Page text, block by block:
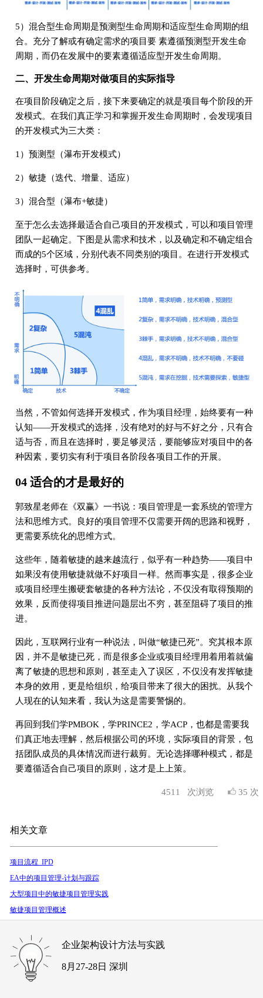
5）混合型生命周期是预测型生命周期和适应型生命周期的组
合。充分了解或有确定需求的项目要 素遵循预测型开发生命
周期，而仍在发展中的要素遵循适应型开发生命周期。
二、开发生命周期对做项目的实际指导
在项目阶段确定之后，接下来要确定的就是项目每个阶段的开
发模式。在我们真正学习和掌握开发生命周期时，会发现项目
的开发模式为三大类：
1）预测型（瀑布开发模式）
2）敏捷（迭代、增量、适应）
3）混合型（瀑布+敏捷）
至于怎么去选择最适合自己项目的开发模式，可以和项目管理
团队一起确定。下图是从需求和技术，以及确定和不确定组合
而成的5个区域，分别代表不同类别的项目。在进行开发模式
选择时，可供参考。
当然，不管如何选择开发模式，作为项目经理，始终要有一种
认知——开发模式的选择，没有绝对的好与不好之分，只有合
适与否，而且在选择时，要足够灵活，要能够应对项目中的各
种因素，要切实有利于项目各阶段各项目工作的开展。
04 适合的才是最好的
郭致星老师在《双赢》一书说：项目管理是一套系统的管理方
法和思维方式。良好的项目管理不仅需要开阔的思路和视野，
更需要系统化的思维方式。
这些年，随着敏捷的越来越流行，似乎有一种趋势——项目中
如果没有使用敏捷就做不好项目一样。然而事实是，很多企业
或项目经理生搬硬套敏捷的各种方法论，不仅没有取得预期的
效果，反而使得项目推进问题层出不穷，甚至阻碍了项目的推
进。
因此，互联网行业有一种说法，叫做“敏捷已死”。究其根本原
因，并不是敏捷已死，而是很多企业或项目经理用着用着就偏
离了敏捷的思想和原则，甚至走入了误区，不仅没有发挥敏捷
本身的效用，更是给组织，给项目带来了很大的困扰。从我个
人现在的认知来看，我认为这是需要警惕的。
再回到我们学PMBOK，学PRINCE2，学ACP，也都是需要我
们真正地去理解，然后根据公司的环境，实际项目的背景，包
括团队成员的具体情况而进行裁剪。无论选择哪种模式，都是
要遵循适合自己项目的原则，这才是上上策。
4511 次浏览 35 次
相关文章
项目流程_IPD
EA中的项目管理-计划与跟踪
大型项目中的敏捷项目管理实践
敏捷项目管理概述